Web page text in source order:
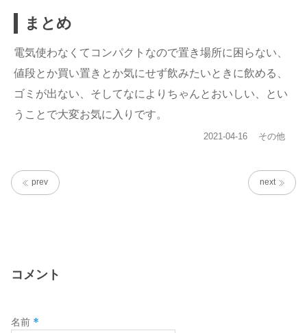
まとめ
電気使わなくてコンパクトなので置き場所に困らない、
値段とか買い置きとか気にせず飲みたいときに飲める、
ゴミが出ない、そしてなによりちゃんとおいしい、とい
うことで大変お気に入りです。
投
2021-04-16
カ
リ
ー
その他
prev next
コメント
名前 *